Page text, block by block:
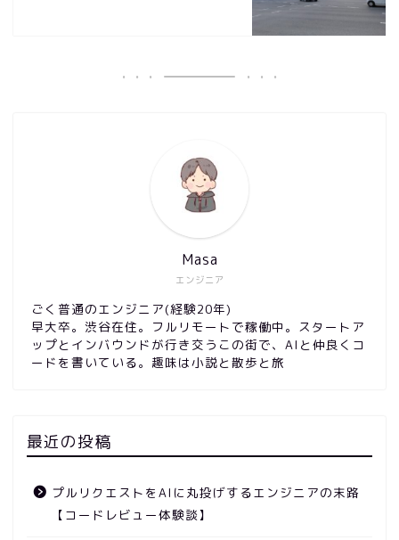
エンジニア
Masa
ごく普通のエンジニア(経験20年)
早大卒。渋谷在住。フルリモートで稼働中。スタートア
ップとインバウンドが行き交うこの街で、AIと仲良くコ
ードを書いている。趣味は小説と散歩と旅
最近の投稿
プルリクエストをAIに丸投げするエンジニアの末路
【コードレビュー体験談】